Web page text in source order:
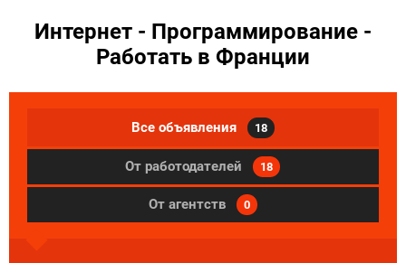
Интернет - Программирование -
Работать в Франции
Все объявления 18
От работодателей 18
От агентств 0